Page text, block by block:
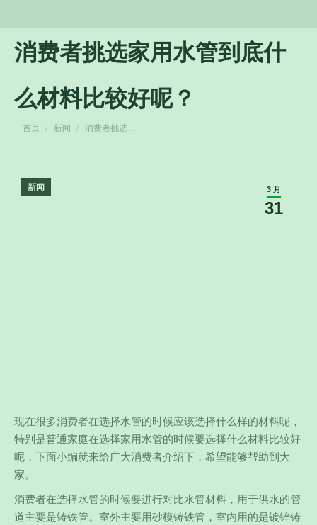
消费者挑选家用水管到底什
么材料比较好呢？
您在这里：
首页 新闻 消费者挑选…
3 月
31
新闻
现在很多消费者在选择水管的时候应该选择什么样的材料呢，
特别是普通家庭在选择家用水管的时候要选择什么材料比较好
呢，下面小编就来给广大消费者介绍下，希望能够帮助到大
家。
消费者在选择水管的时候要进行对比水管材料，用于供水的管
道主要是铸铁管。室外主要用砂模铸铁管，室内用的是镀锌铸